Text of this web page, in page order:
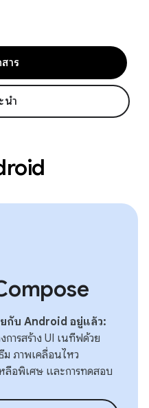
าร
นำ
กับ Android อยู่แล้ว:
ารสร้าง UI เนทีฟด้วย
ม ภาพเคลื่อนไหว
ลือพิเศษ และการทดสอบ